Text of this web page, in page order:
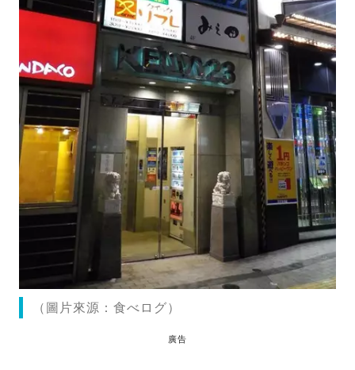
（圖片來源：食べログ）
廣告